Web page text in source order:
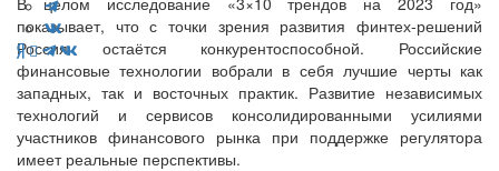
показывает, что с точки зрения развития финтех-решений
Россия остаётся конкурентоспособной. Российские
финансовые технологии вобрали в себя лучшие черты как
западных, так и восточных практик. Развитие независимых
технологий и сервисов консолидированными усилиями
участников финансового рынка при поддержке регулятора
имеет реальные перспективы.